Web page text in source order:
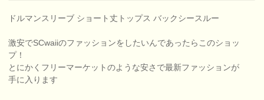
ドルマンスリーブ ショート丈トップス バックシースルー
激安でSCwaiiのファッションをしたいんであったらこのショッ
プ！
とにかくフリーマーケットのような安さで最新ファッションが
手に入ります